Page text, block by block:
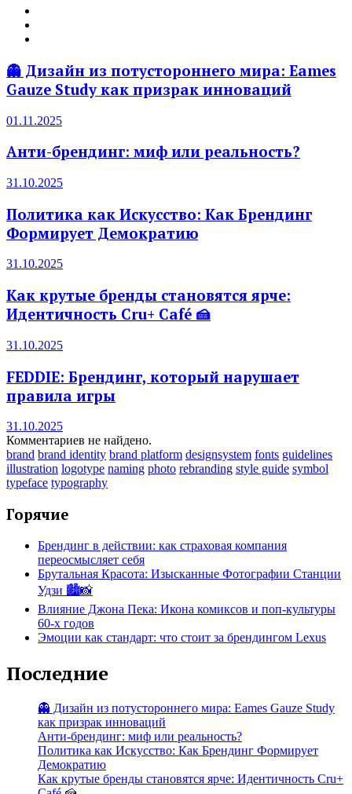
👻 Дизайн из потустороннего мира: Eames
Gauze Study как призрак инноваций
01.11.2025
Анти-брендинг: миф или реальность?
31.10.2025
Политика как Искусство: Как Брендинг
Формирует Демократию
31.10.2025
Как крутые бренды становятся ярче:
Идентичность Cru+ Café 🍰
31.10.2025
FEDDIE: Брендинг, который нарушает
правила игры
31.10.2025
Комментариев не найдено.
brand brand identity brand platform designsystem fonts guidelines
illustration logotype naming photo rebranding style guide symbol
typeface typography
Горячие
Брендинг в действии: как страховая компания
переосмысляет себя
Брутальная Красота: Изысканные Фотографии Станции
Удзи 🏙️📸
Влияние Джона Пека: Икона комиксов и поп-культуры
60-х годов
Эмоции как стандарт: что стоит за брендингом Lexus
Последние
👻 Дизайн из потустороннего мира: Eames Gauze Study
как призрак инноваций
Анти-брендинг: миф или реальность?
Политика как Искусство: Как Брендинг Формирует
Демократию
Как крутые бренды становятся ярче: Идентичность Cru+